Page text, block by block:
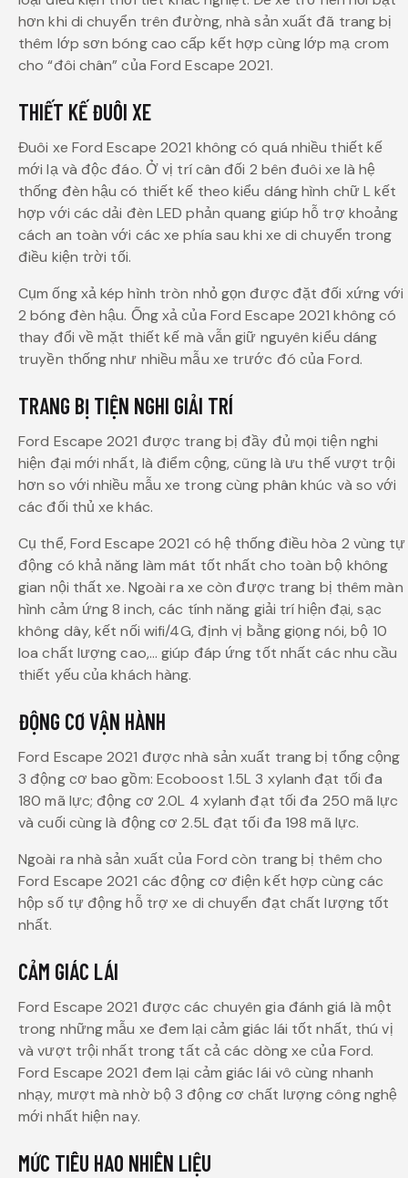
hơn khi di chuyển trên đường, nhà sản xuất đã trang bị
thêm lớp sơn bóng cao cấp kết hợp cùng lớp mạ crom
cho “đôi chân” của Ford Escape 2021.
THIẾT KẾ ĐUÔI XE
Đuôi xe Ford Escape 2021 không có quá nhiều thiết kế
mới lạ và độc đáo. Ở vị trí cân đối 2 bên đuôi xe là hệ
thống đèn hậu có thiết kế theo kiểu dáng hình chữ L kết
hợp với các dải đèn LED phản quang giúp hỗ trợ khoảng
cách an toàn với các xe phía sau khi xe di chuyển trong
điều kiện trời tối.
Cụm ống xả kép hình tròn nhỏ gọn được đặt đối xứng với
2 bóng đèn hậu. Ống xả của Ford Escape 2021 không có
thay đổi về mặt thiết kế mà vẫn giữ nguyên kiểu dáng
truyền thống như nhiều mẫu xe trước đó của Ford.
TRANG BỊ TIỆN NGHI GIẢI TRÍ
Ford Escape 2021 được trang bị đầy đủ mọi tiện nghi
hiện đại mới nhất, là điểm cộng, cũng là ưu thế vượt trội
hơn so với nhiều mẫu xe trong cùng phân khúc và so với
các đối thủ xe khác.
Cụ thể, Ford Escape 2021 có hệ thống điều hòa 2 vùng tự
động có khả năng làm mát tốt nhất cho toàn bộ không
gian nội thất xe. Ngoài ra xe còn được trang bị thêm màn
hình cảm ứng 8 inch, các tính năng giải trí hiện đại, sạc
không dây, kết nối wifi/4G, định vị bằng giọng nói, bộ 10
loa chất lượng cao,… giúp đáp ứng tốt nhất các nhu cầu
thiết yếu của khách hàng.
ĐỘNG CƠ VẬN HÀNH
Ford Escape 2021 được nhà sản xuất trang bị tổng cộng
3 động cơ bao gồm: Ecoboost 1.5L 3 xylanh đạt tối đa
180 mã lực; động cơ 2.0L 4 xylanh đạt tối đa 250 mã lực
và cuối cùng là động cơ 2.5L đạt tối đa 198 mã lực.
Ngoài ra nhà sản xuất của Ford còn trang bị thêm cho
Ford Escape 2021 các động cơ điện kết hợp cùng các
hộp số tự động hỗ trợ xe di chuyển đạt chất lượng tốt
nhất.
CẢM GIÁC LÁI
Ford Escape 2021 được các chuyên gia đánh giá là một
trong những mẫu xe đem lại cảm giác lái tốt nhất, thú vị
và vượt trội nhất trong tất cả các dòng xe của Ford.
Ford Escape 2021 đem lại cảm giác lái vô cùng nhanh
nhạy, mượt mà nhờ bộ 3 động cơ chất lượng công nghệ
mới nhất hiện nay.
MỨC TIÊU HAO NHIÊN LIỆU